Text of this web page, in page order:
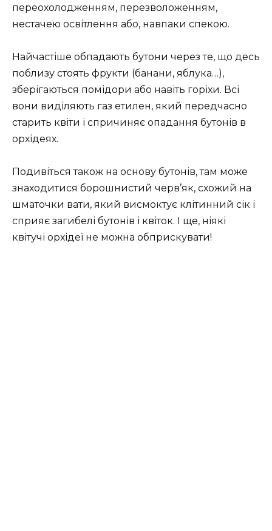
переохолодженням, перезволоженням,
нестачею освітлення або, навпаки спекою.
Найчастіше обпадають бутони через те, що десь
поблизу стоять фрукти (банани, яблука…),
зберігаються помідори або навіть горіхи. Всі
вони виділяють газ етилен, який передчасно
старить квіти і спричиняє опадання бутонів в
орхідеях.
Подивіться також на основу бутонів, там може
знаходитися борошнистий черв’як, схожий на
шматочки вати, який висмоктує клітинний сік і
сприяє загибелі бутонів і квіток. І ще, ніякі
квітучі орхідеї не можна обприскувати!